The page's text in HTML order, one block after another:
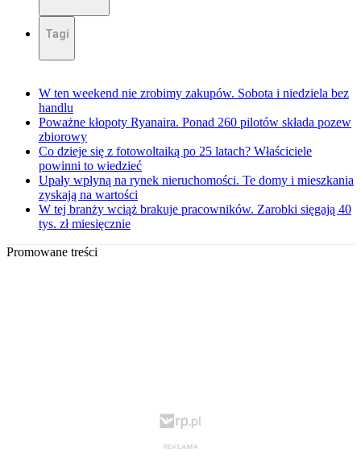
Tagi
W ten weekend nie zrobimy zakupów. Sobota i niedziela bez
handlu
Poważne kłopoty Ryanaira. Ponad 260 pilotów składa pozew
zbiorowy
Co dzieje się z fotowoltaiką po 25 latach? Właściciele
powinni to wiedzieć
Upały wpłyną na rynek nieruchomości. Te domy i mieszkania
zyskają na wartości
W tej branży wciąż brakuje pracowników. Zarobki sięgają 40
tys. zł miesięcznie
Promowane treści